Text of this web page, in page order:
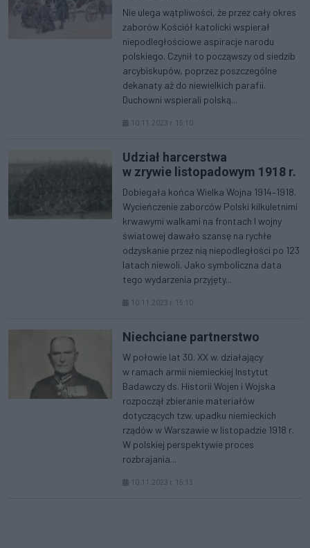
Nie ulega wątpliwości, że przez cały okres
zaborów Kościół katolicki wspierał
niepodległościowe aspiracje narodu
polskiego. Czynił to począwszy od siedzib
arcybiskupów, poprzez poszczególne
dekanaty aż do niewielkich parafii.
Duchowni wspierali polską...
10.11.2023 r. 15:10
Udział harcerstwa
w zrywie listopadowym 1918 r.
Dobiegała końca Wielka Wojna 1914–1918.
Wycieńczenie zaborców Polski kilkuletnimi
krwawymi walkami na frontach I wojny
światowej dawało szansę na rychłe
odzyskanie przez nią niepodległości po 123
latach niewoli. Jako symboliczna data
tego wydarzenia przyjęty...
10.11.2023 r. 15:10
Niechciane partnerstwo
W połowie lat 30. XX w. działający
w ramach armii niemieckiej Instytut
Badawczy ds. Historii Wojen i Wojska
rozpoczął zbieranie materiałów
dotyczących tzw. upadku niemieckich
rządów w Warszawie w listopadzie 1918 r.
W polskiej perspektywie proces
rozbrajania...
10.11.2023 r. 15:13